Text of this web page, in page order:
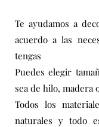
Te ayudamos a
acuerdo a las
tengas
Puedes elegir
sea de hilo, madera
Todos los
naturales y todo